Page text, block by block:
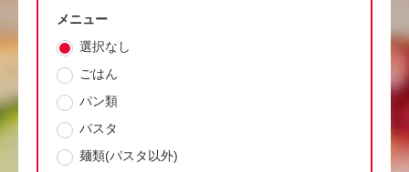
メニュー
選択なし
ごはん
パン類
パスタ
麺類(パスタ以外)